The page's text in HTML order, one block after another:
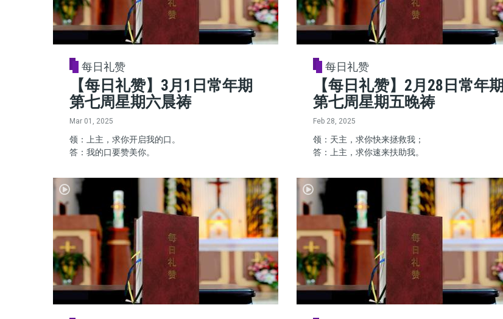
每日礼赞
【每日礼赞】3月1日常年期
第七周星期六晨祷
Mar 01, 2025
领：上主，求你开启我的口。
答：我的口要赞美你。
每日礼赞
【每日礼赞】2月28日常年期
第七周星期五晚祷
Feb 28, 2025
领：天主，求你快来拯救我；
答：上主，求你速来扶助我。